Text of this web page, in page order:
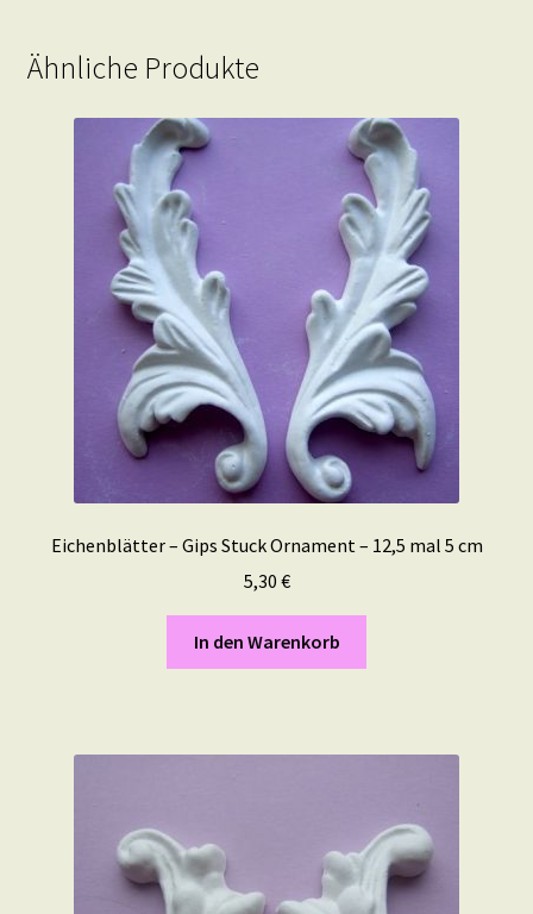
Ähnliche Produkte
Eichenblätter – Gips Stuck Ornament – 12,5 mal 5 cm
5,30 €
In den Warenkorb